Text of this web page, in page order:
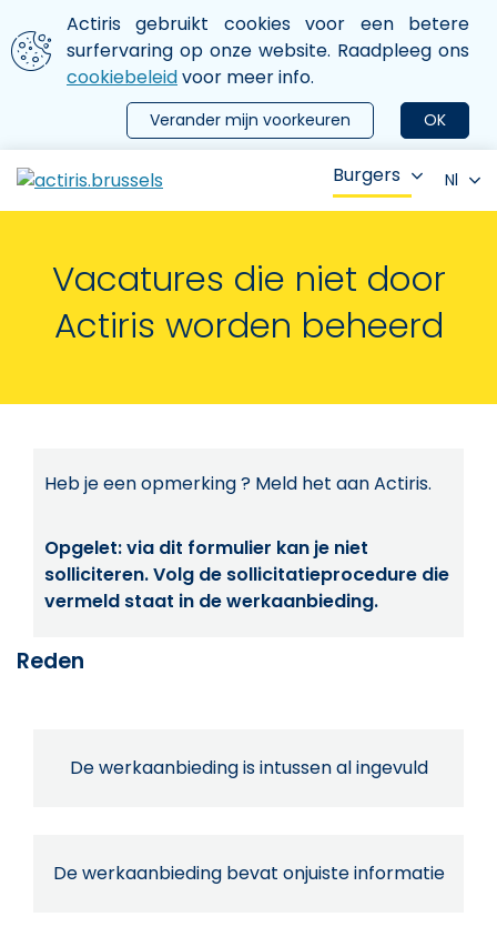
Aller au contenu principal
We gebruiken cookies
Actiris gebruikt cookies voor een betere
surfervaring op onze website. Raadpleeg ons
cookiebeleidvoor meer info.
OK
Verander mijn voorkeuren
le menu
Burgers Nl
Vacatures die niet door
Actiris worden beheerd
Heb je een opmerking ? Meld het aan Actiris.
Opgelet: via dit formulier kan je niet
solliciteren. Volg de sollicitatieprocedure die
vermeld staat in de werkaanbieding.
Reden
De werkaanbieding is intussen al ingevuld
De werkaanbieding bevat onjuiste informatie